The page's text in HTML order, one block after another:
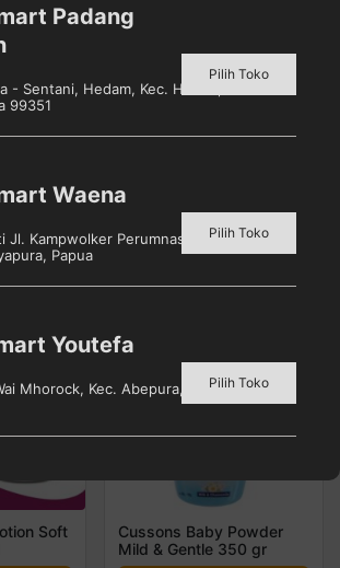
terhadap iritasi. Untuk
lembut, gunakan Soft & Smooth
bahan alami Almond Oil
kelembabannya dan Rose Oil
dan halus.
Soft
Cussons Baby Powder
Mild & Gentle 350 gr
Padang
- Sentani, Hedam, Kec. Heram, Kota
99351
Pilih Toko
Waena
Jl. Kampwolker Perumnas 3, Waena, Kec.
Papua
Pilih Toko
Youtefa
Mhorock, Kec. Abepura, Kota Jayapura,
Pilih Toko